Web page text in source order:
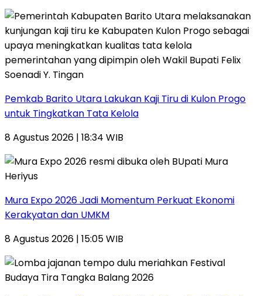
Pemkab Barito Utara Lakukan Kaji Tiru di Kulon Progo
untuk Tingkatkan Tata Kelola
8 Agustus 2026 | 18:34 WIB
Mura Expo 2026 Jadi Momentum Perkuat Ekonomi
Kerakyatan dan UMKM
8 Agustus 2026 | 15:05 WIB